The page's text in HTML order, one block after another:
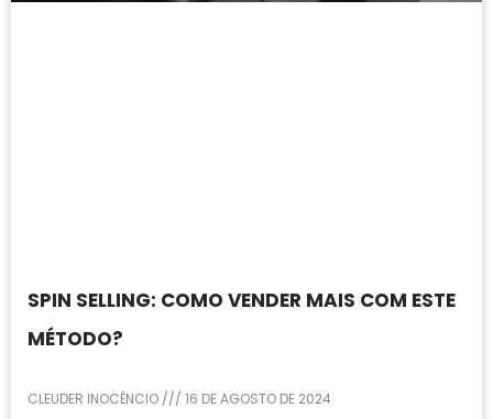
SPIN SELLING: COMO VENDER MAIS COM ESTE
MÉTODO?
CLEUDER INOCÊNCIO
16 DE AGOSTO DE 2024